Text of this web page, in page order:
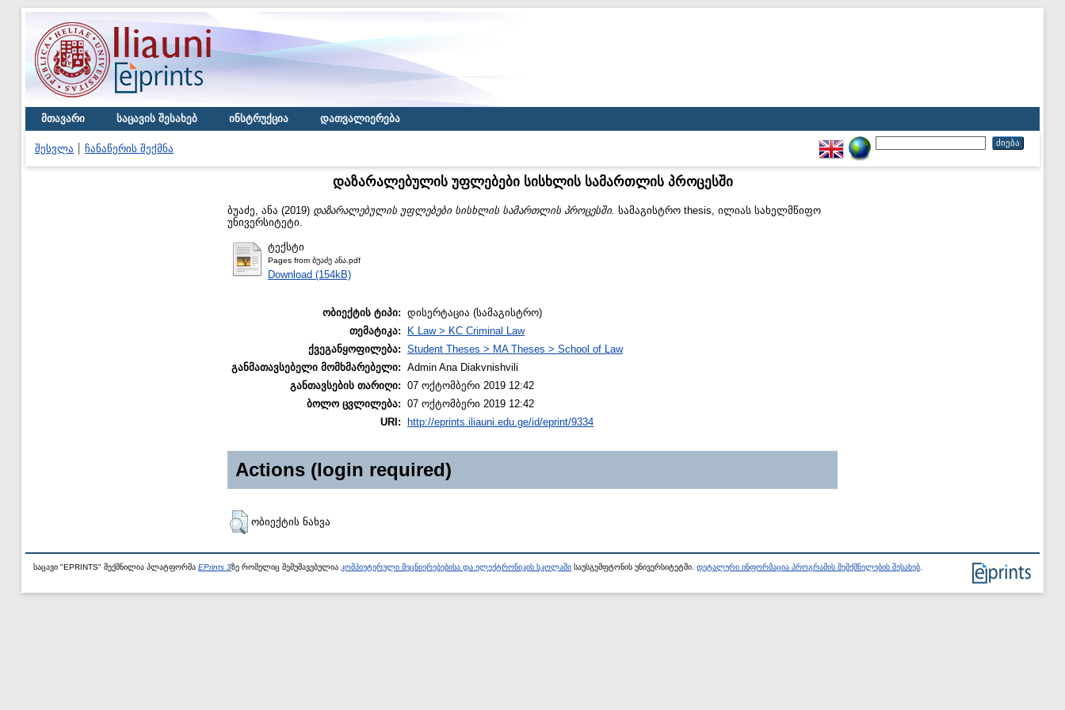
მთავარი საცავის შესახებ ინსტრუქცია დათვალიერება
შესვლა ჩანაწერის შექმნა
დაზარალებულის უფლებები სისხლის სამართლის პროცესში
ბუაძე, ანა (2019) დაზარალებულის უფლებები სისხლის სამართლის პროცესში. სამაგისტრო thesis, ილიას სახელმწიფო
უნივერსიტეტი.
ტექსტი
Pages from ბუაძე ანა.pdf
Download (154kB)
ობიექტის ტიპი: დისერტაცია (სამაგისტრო)
თემატიკა:
K Law > KC Criminal Law
ქვეგანყოფილება: Student Theses > MA Theses > School of Law
განმათავსებელი მომხმარებელი: Admin Ana Diakvnishvili
განთავსების თარიღი: 07 ოქტომბერი 2019 12:42
ბოლო ცვლილება: 07 ოქტომბერი 2019 12:42
URI:
http://eprints.iliauni.edu.ge/id/eprint/9334
Actions (login required)
ობიექტის ნახვა
საცავი "EPRINTS" შექმნილია პლატფორმა EPrints 3ზე რომელიც შემუშავებულია კომპიუტერული მეცნიერებებისა და ელექტრონიკის სკოლაში საუსგემფტონის უნივერსიტეტში. დეტალური ინფორმაცია პროგრამის შემქმნელების შესახებ.